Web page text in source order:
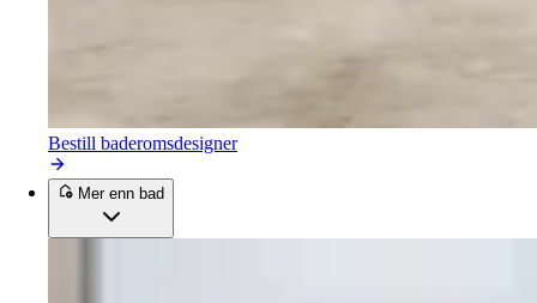
Bestill baderomsdesigner
Mer enn bad